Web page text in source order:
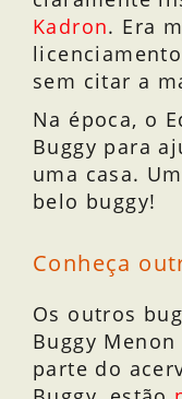
Kadron. Era
sem citar a
Na época, o
Buggy para
uma casa.
belo buggy!
Conheça
Os outros
Buggy
parte do